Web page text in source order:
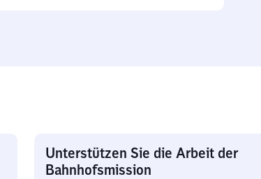
Unterstützen Sie die Arbeit der
Bahnhofsmission